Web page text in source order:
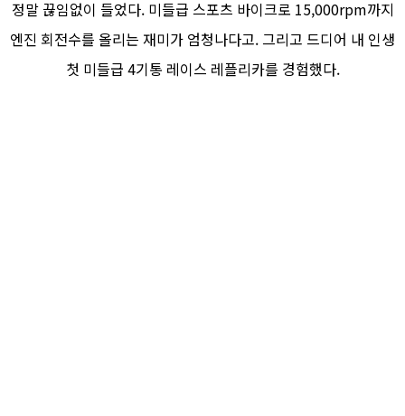
정말 끊임없이 들었다. 미들급 스포츠 바이크로 15,000rpm까지
엔진 회전수를 올리는 재미가 엄청나다고. 그리고 드디어 내 인생
첫 미들급 4기통 레이스 레플리카를 경험했다.